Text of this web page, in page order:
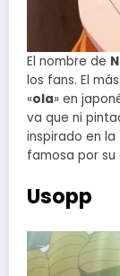
El nombre de
los fans. El
«ola» en
va que ni
inspirado en la
famosa por su
Usopp